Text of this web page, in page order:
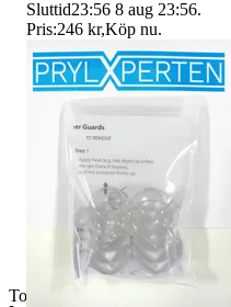
Toppsäljare
Sluttid23:56 8 aug 23:56.
Pris:246 kr,Köp nu.